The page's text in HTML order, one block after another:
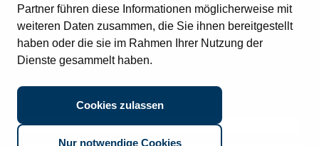
Partner führen diese Informationen möglicherweise mit
weiteren Daten zusammen, die Sie ihnen bereitgestellt
haben oder die sie im Rahmen Ihrer Nutzung der
Dienste gesammelt haben.
Cookies zulassen
Nur notwendige Cookies
CTO Balzuweit GmbH
Lautlinger Weg 3
70567 Stuttgart
Support:+49 711 718639 222
info@cto.de
Quick links